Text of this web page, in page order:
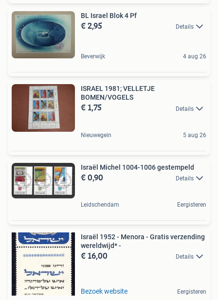
BL Israel Blok 4 Pf
€ 2,95 Details
Beverwijk 4 aug 26
ISRAEL 1981; VELLETJE
BOMEN/VOGELS
€ 1,75 Details
Nieuwegein 5 aug 26
Israël Michel 1004-1006 gestempeld
€ 0,90 Details
Leidschendam Eergisteren
Israël 1952 - Menora - Gratis verzending
wereldwijd* -
€ 16,00 Details
Bezoek website Eergisteren